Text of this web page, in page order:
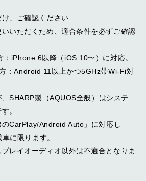
」ご確認ください
いただくため、適合条件を必ずご確認
：iPhone 6以降（iOS 10〜）に対応。
：Android 11以上かつ5GHz帯Wi-Fi対
SHARP製（AQUOS全般）はシステ
。
CarPlay/Android Auto」に対応し
に限ります。
レイオーディオ以外は不適合となりま